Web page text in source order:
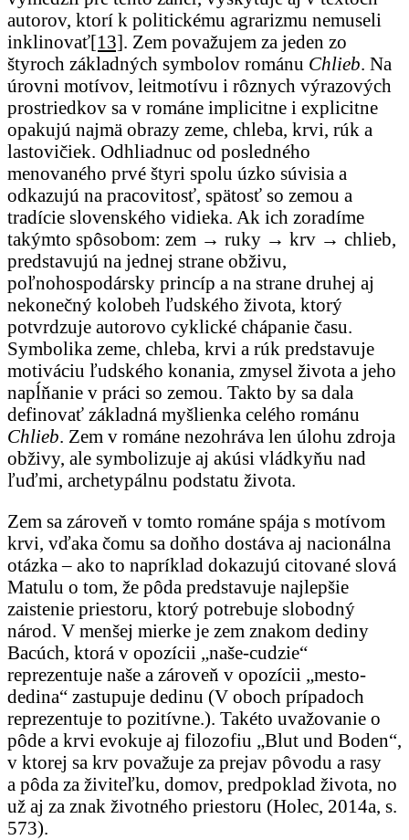
autorov, ktorí k politickému agrarizmu nemuseli
inklinovať[13]. Zem považujem za jeden zo
štyroch základných symbolov románu Chlieb. Na
úrovni motívov, leitmotívu i rôznych výrazových
prostriedkov sa v románe implicitne i explicitne
opakujú najmä obrazy zeme, chleba, krvi, rúk a
lastovičiek. Odhliadnuc od posledného
menovaného prvé štyri spolu úzko súvisia a
odkazujú na pracovitosť, spätosť so zemou a
tradície slovenského vidieka. Ak ich zoradíme
takýmto spôsobom: zem → ruky → krv → chlieb,
predstavujú na jednej strane obživu,
poľnohospodársky princíp a na strane druhej aj
nekonečný kolobeh ľudského života, ktorý
potvrdzuje autorovo cyklické chápanie času.
Symbolika zeme, chleba, krvi a rúk predstavuje
motiváciu ľudského konania, zmysel života a jeho
napĺňanie v práci so zemou. Takto by sa dala
definovať základná myšlienka celého románu
Chlieb. Zem v románe nezohráva len úlohu zdroja
obživy, ale symbolizuje aj akúsi vládkyňu nad
ľuďmi, archetypálnu podstatu života.
Zem sa zároveň v tomto románe spája s motívom
krvi, vďaka čomu sa doňho dostáva aj nacionálna
otázka – ako to napríklad dokazujú citované slová
Matulu o tom, že pôda predstavuje najlepšie
zaistenie priestoru, ktorý potrebuje slobodný
národ. V menšej mierke je zem znakom dediny
Bacúch, ktorá v opozícii „naše-cudzie“
reprezentuje naše a zároveň v opozícii „mesto-
dedina“ zastupuje dedinu (V oboch prípadoch
reprezentuje to pozitívne.). Takéto uvažovanie o
pôde a krvi evokuje aj filozofiu „Blut und Boden“,
v ktorej sa krv považuje za prejav pôvodu a rasy
a pôda za živiteľku, domov, predpoklad života, no
už aj za znak životného priestoru (Holec, 2014a, s.
573).